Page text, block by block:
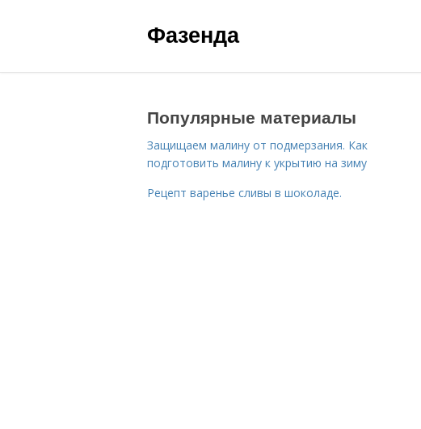
Фазенда
Популярные материалы
Защищаем малину от подмерзания. Как
подготовить малину к укрытию на зиму
Рецепт варенье сливы в шоколаде.